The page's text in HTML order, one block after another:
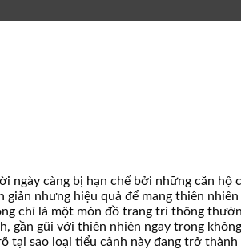
càng bị hạn chế bởi những căn hộ
nhưng hiệu quả để mang thiên
chỉ là một món đồ trang trí thông
gũi với thiên nhiên ngay trong
sao loại tiểu cảnh này đang trở